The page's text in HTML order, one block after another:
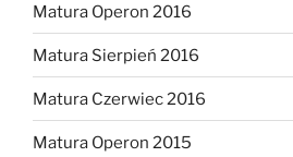
Matura Operon 2016
Matura Sierpień 2016
Matura Czerwiec 2016
Matura Operon 2015